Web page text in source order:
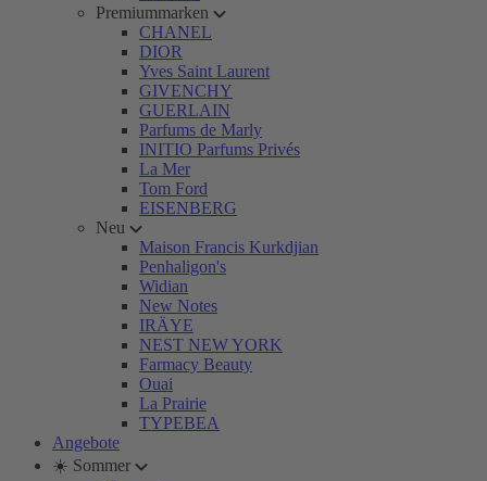
Premiummarken
CHANEL
DIOR
Yves Saint Laurent
GIVENCHY
GUERLAIN
Parfums de Marly
INITIO Parfums Privés
La Mer
Tom Ford
EISENBERG
Neu
Maison Francis Kurkdjian
Penhaligon's
Widian
New Notes
IRÄYE
NEST NEW YORK
Farmacy Beauty
Ouai
La Prairie
TYPEBEA
Angebote
☀️ Sommer